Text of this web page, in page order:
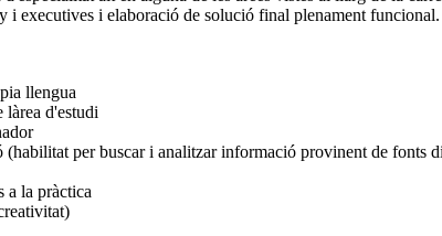
i executives i elaboració de solució final plenament
llengua
làrea d'estudi
per buscar i analitzar informació provinent de fonts
a la pràctica